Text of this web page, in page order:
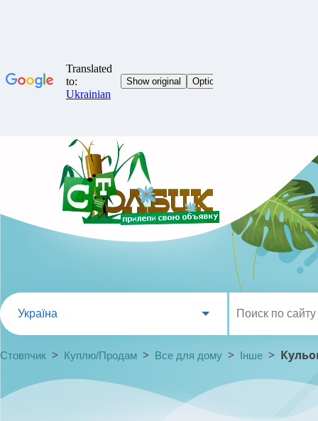
Україна
Стовпчик > Куплю/Продам > Все для дому > Інше >